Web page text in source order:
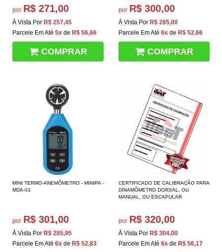
por R$ 271,00
À Vista Por R$ 257,45
Parcele Em Até 5x de R$ 56,66
COMPRAR
por R$ 300,00
À Vista Por R$ 285,00
Parcele Em Até 6x de R$ 52,66
COMPRAR
MINI TERMO-ANEMÔMETRO - MINIPA -
MDA-01
por R$ 301,00
À Vista Por R$ 285,95
Parcele Em Até 6x de R$ 52,83
CERTIFICADO DE CALIBRAÇÃO PARA
DINAMÔMETRO DORSAL, OU
MANUAL, OU ESCAPULAR
por R$ 320,00
À Vista Por R$ 304,00
Parcele Em Até 6x de R$ 56,17